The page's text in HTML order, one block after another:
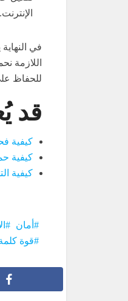
في
اللازمة
للحفاظ
قد
كيفية
كيفية
كيفية
أمان
قوة